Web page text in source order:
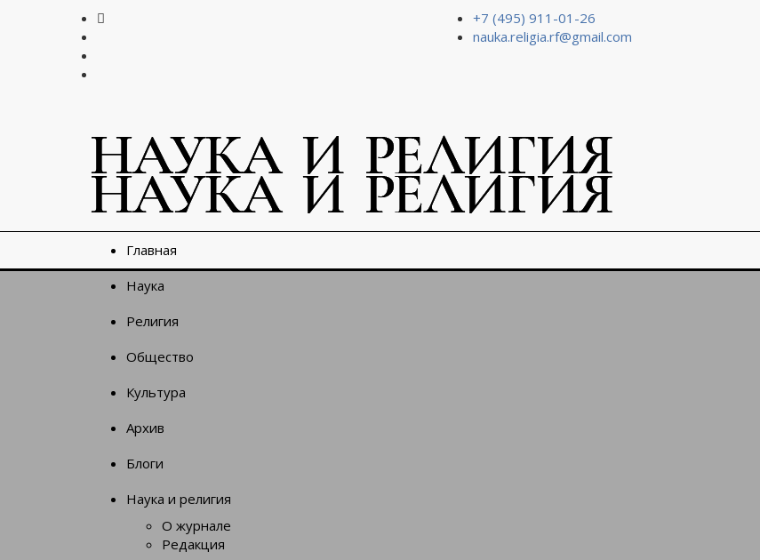
+7 (495) 911-01-26
nauka.religia.rf@gmail.com
Главная
Наука
Религия
Общество
Культура
Архив
Блоги
Наука и религия
О журнале
Редакция